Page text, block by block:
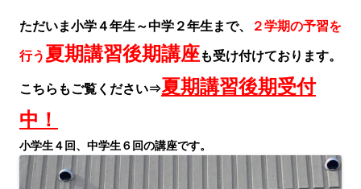
ただいま小学４年生～中学２年生まで、 ２学期の予習を
行う 夏期講習後期講座も受け付けております。
こちらもご覧ください⇒夏期講習後期受付
中！
小学生４回、中学生６回の講座です。